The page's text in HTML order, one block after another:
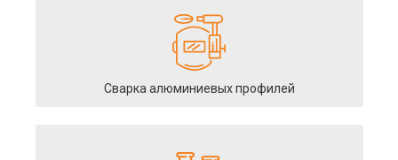
Сварка алюминиевых профилей